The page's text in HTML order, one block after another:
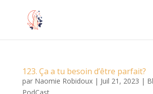
123. Ça a tu besoin d’être parfait?
par Naomie Robidoux| Juil 21, 2023 |